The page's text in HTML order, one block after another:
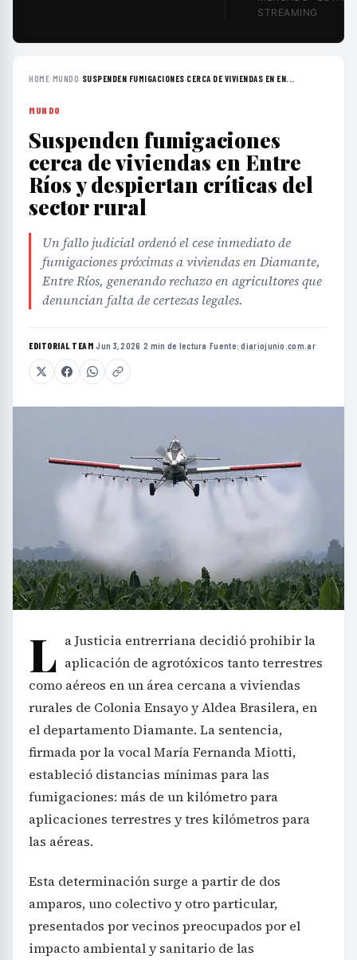
STREAMING
HOME›MUNDO› SUSPENDEN FUMIGACIONES CERCA DE VIVIENDAS EN EN...
MUNDO
Suspenden fumigaciones
cerca de viviendas en Entre
Ríos y despiertan críticas del
sector rural
Un fallo judicial ordenó el cese inmediato de
fumigaciones próximas a viviendas en Diamante,
Entre Ríos, generando rechazo en agricultores que
denuncian falta de certezas legales.
EDITORIAL TEAM·Jun 3, 2026 ·2 min de lectura ·Fuente:diariojunio.com.ar
L a Justicia entrerriana decidió prohibir la
aplicación de agrotóxicos tanto terrestres
como aéreos en un área cercana a viviendas
rurales de Colonia Ensayo y Aldea Brasilera, en
el departamento Diamante. La sentencia,
firmada por la vocal María Fernanda Miotti,
estableció distancias mínimas para las
fumigaciones: más de un kilómetro para
aplicaciones terrestres y tres kilómetros para
las aéreas.
Esta determinación surge a partir de dos
amparos, uno colectivo y otro particular,
presentados por vecinos preocupados por el
impacto ambiental y sanitario de las